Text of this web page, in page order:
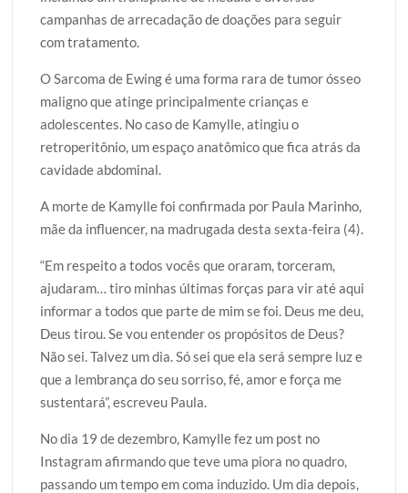
k
p
campanhas de arrecadação de doações para seguir
com tratamento.
O Sarcoma de Ewing é uma forma rara de tumor ósseo
maligno que atinge principalmente crianças e
adolescentes. No caso de Kamylle, atingiu o
retroperitônio, um espaço anatômico que fica atrás da
cavidade abdominal.
A morte de Kamylle foi confirmada por Paula Marinho,
mãe da influencer, na madrugada desta sexta-feira (4).
“Em respeito a todos vocês que oraram, torceram,
ajudaram… tiro minhas últimas forças para vir até aqui
informar a todos que parte de mim se foi. Deus me deu,
Deus tirou. Se vou entender os propósitos de Deus?
Não sei. Talvez um dia. Só sei que ela será sempre luz e
que a lembrança do seu sorriso, fé, amor e força me
sustentará”, escreveu Paula.
No dia 19 de dezembro, Kamylle fez um post no
Instagram afirmando que teve uma piora no quadro,
passando um tempo em coma induzido. Um dia depois,